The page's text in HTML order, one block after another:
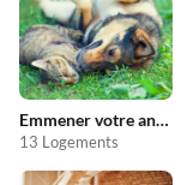
Emmener votre animal en vacances
13 Logements